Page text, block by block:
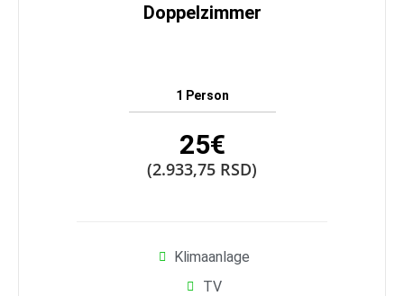
Doppelzimmer
1 Person
25€
(2.933,75 RSD)
Klimaanlage
TV